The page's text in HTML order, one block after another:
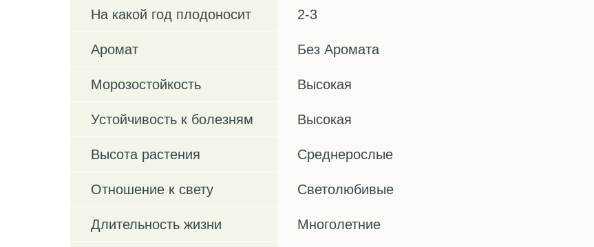
На какой год плодоносит 2-3
Аромат Без Аромата
Морозостойкость Высокая
Устойчивость к болезням Высокая
Высота растения Среднерослые
Отношение к свету Светолюбивые
Длительность жизни Многолетние